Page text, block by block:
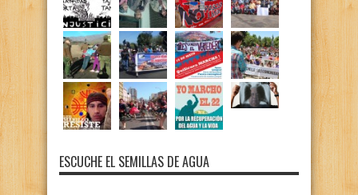
ESCUCHE EL SEMILLAS DE AGUA